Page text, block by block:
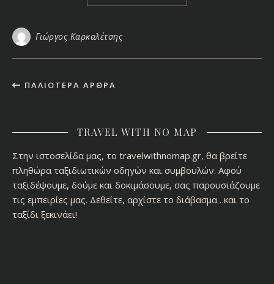
Γιώργος Καρκαλέτσης
ΠΑΛΙΌΤΕΡΑ ΆΡΘΡΑ
TRAVEL WITH NO MAP
Στην ιστοσελίδα μας, το travelwithnomap.gr, θα βρείτε
πληθώρα ταξιδιωτικών οδηγών και συμβουλών. Αφού
ταξιδέψουμε, δούμε και δοκιμάσουμε, σας παρουσιάζουμε
τις εμπειρίες μας. Δεθείτε, αρχίστε το διάβασμα…και το
ταξίδι ξεκινάει!